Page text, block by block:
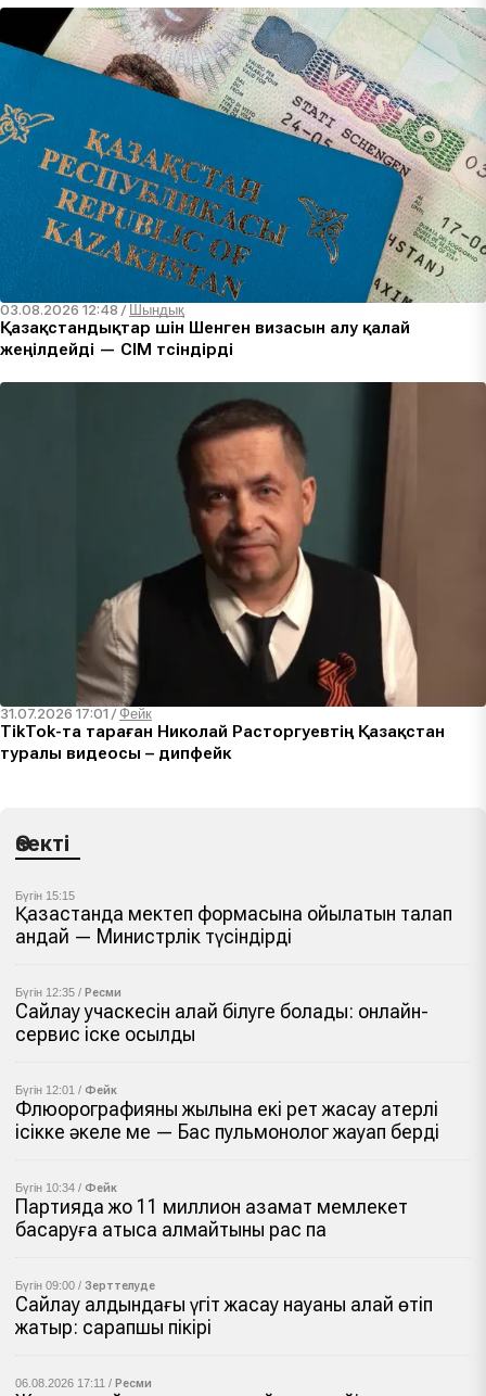
03.08.2026 12:48 / Шындық
Қазақстандықтар үшін Шенген визасын алу қалай
жеңілдейді — СІМ түсіндірді
31.07.2026 17:01 /Фейк
TikTok-та тараған Николай Расторгуевтің Қазақстан
туралы видеосы – дипфейк
Өзекті
Бүгін 15:15
Қазақстанда мектеп формасына қойылатын талап
қандай — Министрлік түсіндірді
Бүгін 12:35 / Ресми
Сайлау учаскесін қалай білуге болады: онлайн-
сервис іске қосылды
Бүгін 12:01 / Фейк
Флюорографияны жылына екі рет жасау қатерлі
ісікке әкеле ме — Бас пульмонолог жауап берді
Бүгін 10:34 / Фейк
Партияда жоқ 11 миллион азамат мемлекет
басқаруға қатыса алмайтыны рас па
Бүгін 09:00 / Зерттелуде
Сайлау алдындағы үгіт жасау науқаны қалай өтіп
жатыр: сарапшы пікірі
06.08.2026 17:11 / Ресми